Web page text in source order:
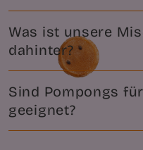
Was ist unsere
dahinter?
Sind Pompongs
geeignet?